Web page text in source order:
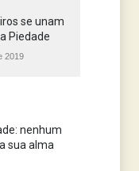
se unam
Piedade
2019
nenhum
sua alma